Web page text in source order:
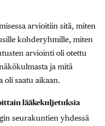
arvioitiin sitä, miten
kohderyhmille, miten
arviointi oli otettu
ja mitä
oli saatu aikaan.
lääkekuljetuksia
seurakuntien yhdessä